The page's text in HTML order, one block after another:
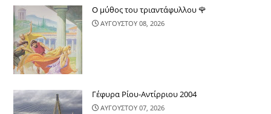
Ο μύθος του τριαντάφυλλου 🌹
ΑΥΓΟΥΣΤΟΥ 08, 2026
Γέφυρα Ρίου-Αντίρριου 2004
ΑΥΓΟΥΣΤΟΥ 07, 2026